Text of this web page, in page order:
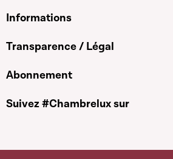
Informations
Transparence / Légal
Abonnement
Suivez #Chambrelux sur